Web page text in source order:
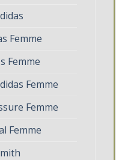
Femme
Femme
Femme
Femme
Femme